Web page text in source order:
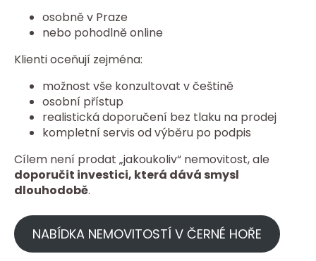
osobně v Praze
nebo pohodlně online
Klienti oceňují zejména:
možnost vše konzultovat v češtině
osobní přístup
realistická doporučení bez tlaku na prodej
kompletní servis od výběru po podpis
Cílem není prodat „jakoukoliv“ nemovitost, ale
doporučit investici, která dává smysl
dlouhodobě.
NABÍDKA NEMOVITOSTÍ V ČERNÉ HOŘE